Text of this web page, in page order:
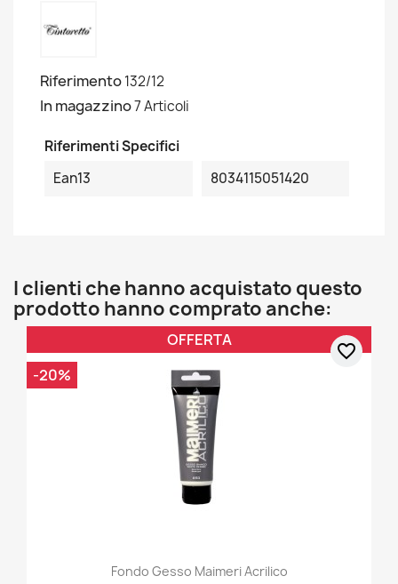
Riferimento132/12
In magazzino7 Articoli
Riferimenti Specifici
Ean13
8034115051420
I clienti che hanno acquistato questo
prodotto hanno comprato anche:
Fondo Gesso Maimeri Acrilico
OFFERTA
-20%
favorite_border